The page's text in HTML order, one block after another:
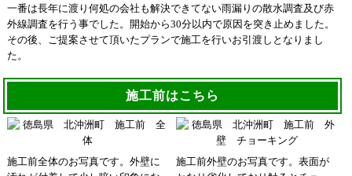
一番は長年に渡り何処の会社も解決できてない雨漏りの散水調査及び赤
外線調査を行う事でした。開始から30分以内で原因を突き止めました。
その後、ご提案させて頂いたプランで施工を行いお引渡しとなりまし
た。
施工前はこちら
施工前全体のお写真です。外壁に
施工前外壁のお写真です。表面が